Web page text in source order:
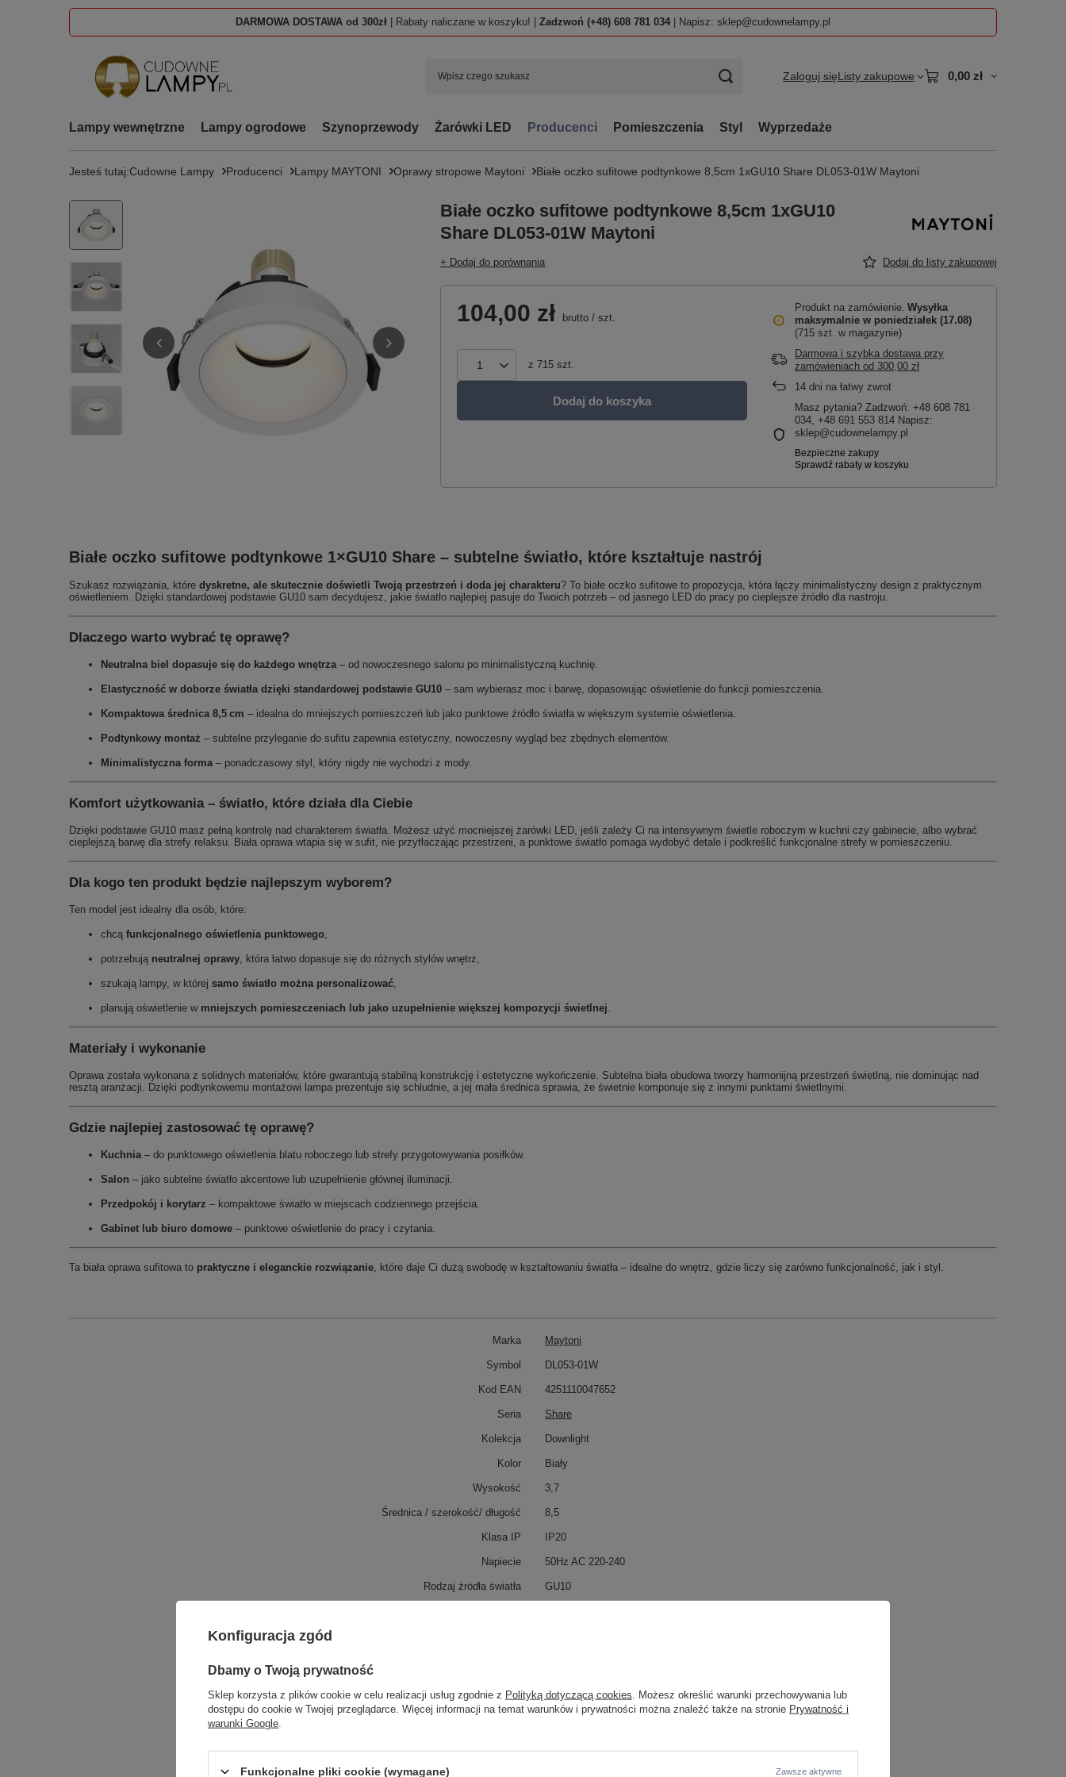
DARMOWA DOSTAWA od 300zł | Rabaty naliczane w koszyku! | Zadzwoń (+48) 608 781 034 | Napisz: sklep@cudownelampy.pl
Zaloguj sięListy zakupowe 0,00 zł
Lampy wewnętrzne Lampy ogrodowe Szynoprzewody Żarówki LED Producenci Pomieszczenia Styl Wyprzedaże
Jesteś tutaj:Cudowne Lampy Producenci Lampy MAYTONI Oprawy stropowe Maytoni Białe oczko sufitowe podtynkowe 8,5cm 1xGU10 Share DL053-01W Maytoni
Białe oczko sufitowe podtynkowe 8,5cm 1xGU10
Share DL053-01W Maytoni
+ Dodaj do porównania Dodaj do listy zakupowej
104,00 zł brutto / szt.
z 715 szt.
Dodaj do koszyka
Produkt na zamówienie Wysyłka
maksymalnie w poniedziałek (17.08)
(715 szt. w magazynie)
Darmowa i szybka dostawa przy
zamówieniach od 300,00 zł
14 dni na łatwy zwrot
Masz pytania? Zadzwoń: +48 608 781
034, +48 691 553 814 Napisz:
sklep@cudownelampy.pl
Białe oczko sufitowe podtynkowe 1×GU10 Share – subtelne światło, które kształtuje nastrój
Szukasz rozwiązania, które dyskretne, ale skutecznie doświetli Twoją przestrzeń i doda jej charakteru? To białe oczko sufitowe to propozycja, która łączy minimalistyczny design z praktycznym
oświetleniem. Dzięki standardowej podstawie GU10 sam decydujesz, jakie światło najlepiej pasuje do Twoich potrzeb – od jasnego LED do pracy po cieplejsze źródło dla nastroju.
Dlaczego warto wybrać tę oprawę?
Neutralna biel dopasuje się do każdego wnętrza– od nowoczesnego salonu po minimalistyczną kuchnię.
Elastyczność w doborze światła dzięki standardowej podstawie GU10 – sam wybierasz moc i barwę, dopasowując oświetlenie do funkcji pomieszczenia.
Kompaktowa średnica 8,5 cm – idealna do mniejszych pomieszczeń lub jako punktowe źródło światła w większym systemie oświetlenia.
Podtynkowy montaż – subtelne przyleganie do sufitu zapewnia estetyczny, nowoczesny wygląd bez zbędnych elementów.
Minimalistyczna forma– ponadczasowy styl, który nigdy nie wychodzi z mody.
Komfort użytkowania – światło, które działa dla Ciebie
Dzięki podstawie GU10 masz pełną kontrolę nad charakterem światła. Możesz użyć mocniejszej żarówki LED, jeśli zależy Ci na intensywnym świetle roboczym w kuchni czy gabinecie, albo wybrać
cieplejszą barwę dla strefy relaksu. Biała oprawa wtapia się w sufit, nie przytłaczając przestrzeni, a punktowe światło pomaga wydobyć detale i podkreślić funkcjonalne strefy w pomieszczeniu.
Dla kogo ten produkt będzie najlepszym wyborem?
Ten model jest idealny dla osób, które:
chcą funkcjonalnego oświetlenia punktowego,
potrzebują neutralnej oprawy, która łatwo dopasuje się do różnych stylów wnętrz,
szukają lampy, w której samo światło można personalizować,
planują oświetlenie w mniejszych pomieszczeniach lub jako uzupełnienie większej kompozycji świetlnej.
Materiały i wykonanie
Oprawa została wykonana z solidnych materiałów, które gwarantują stabilną konstrukcję i estetyczne wykończenie. Subtelna biała obudowa tworzy harmonijną przestrzeń świetlną, nie dominując nad
resztą aranżacji. Dzięki podtynkowemu montażowi lampa prezentuje się schludnie, a jej mała średnica sprawia, że świetnie komponuje się z innymi punktami świetlnymi.
Gdzie najlepiej zastosować tę oprawę?
Kuchnia– do punktowego oświetlenia blatu roboczego lub strefy przygotowywania posiłków.
Salon – jako subtelne światło akcentowe lub uzupełnienie głównej iluminacji.
Przedpokój i korytarz – kompaktowe światło w miejscach codziennego przejścia.
Gabinet lub biuro domowe – punktowe oświetlenie do pracy i czytania.
Ta biała oprawa sufitowa to praktyczne i eleganckie rozwiązanie, które daje Ci dużą swobodę w kształtowaniu światła – idealne do wnętrz, gdzie liczy się zarówno funkcjonalność, jak i styl.
Marka Maytoni
Symbol DL053-01W
Kod EAN 4251110047652
Seria Share
Kolekcja Downlight
Kolor Biały
Wysokość 3,7
Średnica / szerokość/ długość 8,5
Klasa IP IP20
Napiecie 50Hz AC 220-240
Rodzaj źródła światła GU10
Wykonanie Aluminum
Konfiguracja zgód
Dbamy o Twoją prywatność
Sklep korzysta z plików cookie w celu realizacji usług zgodnie z Polityką dotyczącą cookies . Możesz określić warunki przechowywania lub
dostępu do cookie w Twojej przeglądarce. Więcej informacji na temat warunków i prywatności można znaleźć także na stronie Prywatność i
warunki Google
Funkcjonalne pliki cookie (wymagane) Zawsze aktywne